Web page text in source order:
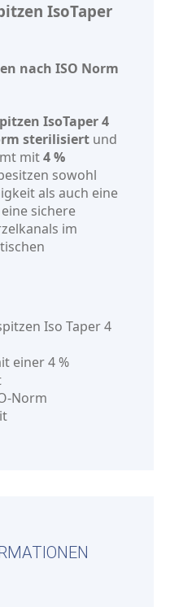
IsoTaper
nach ISO Norm
IsoTaper 4
sterilisiert und
mit4 %
sowohl
als auch eine
sichere
im
Iso Taper 4
einer 4 %
Norm